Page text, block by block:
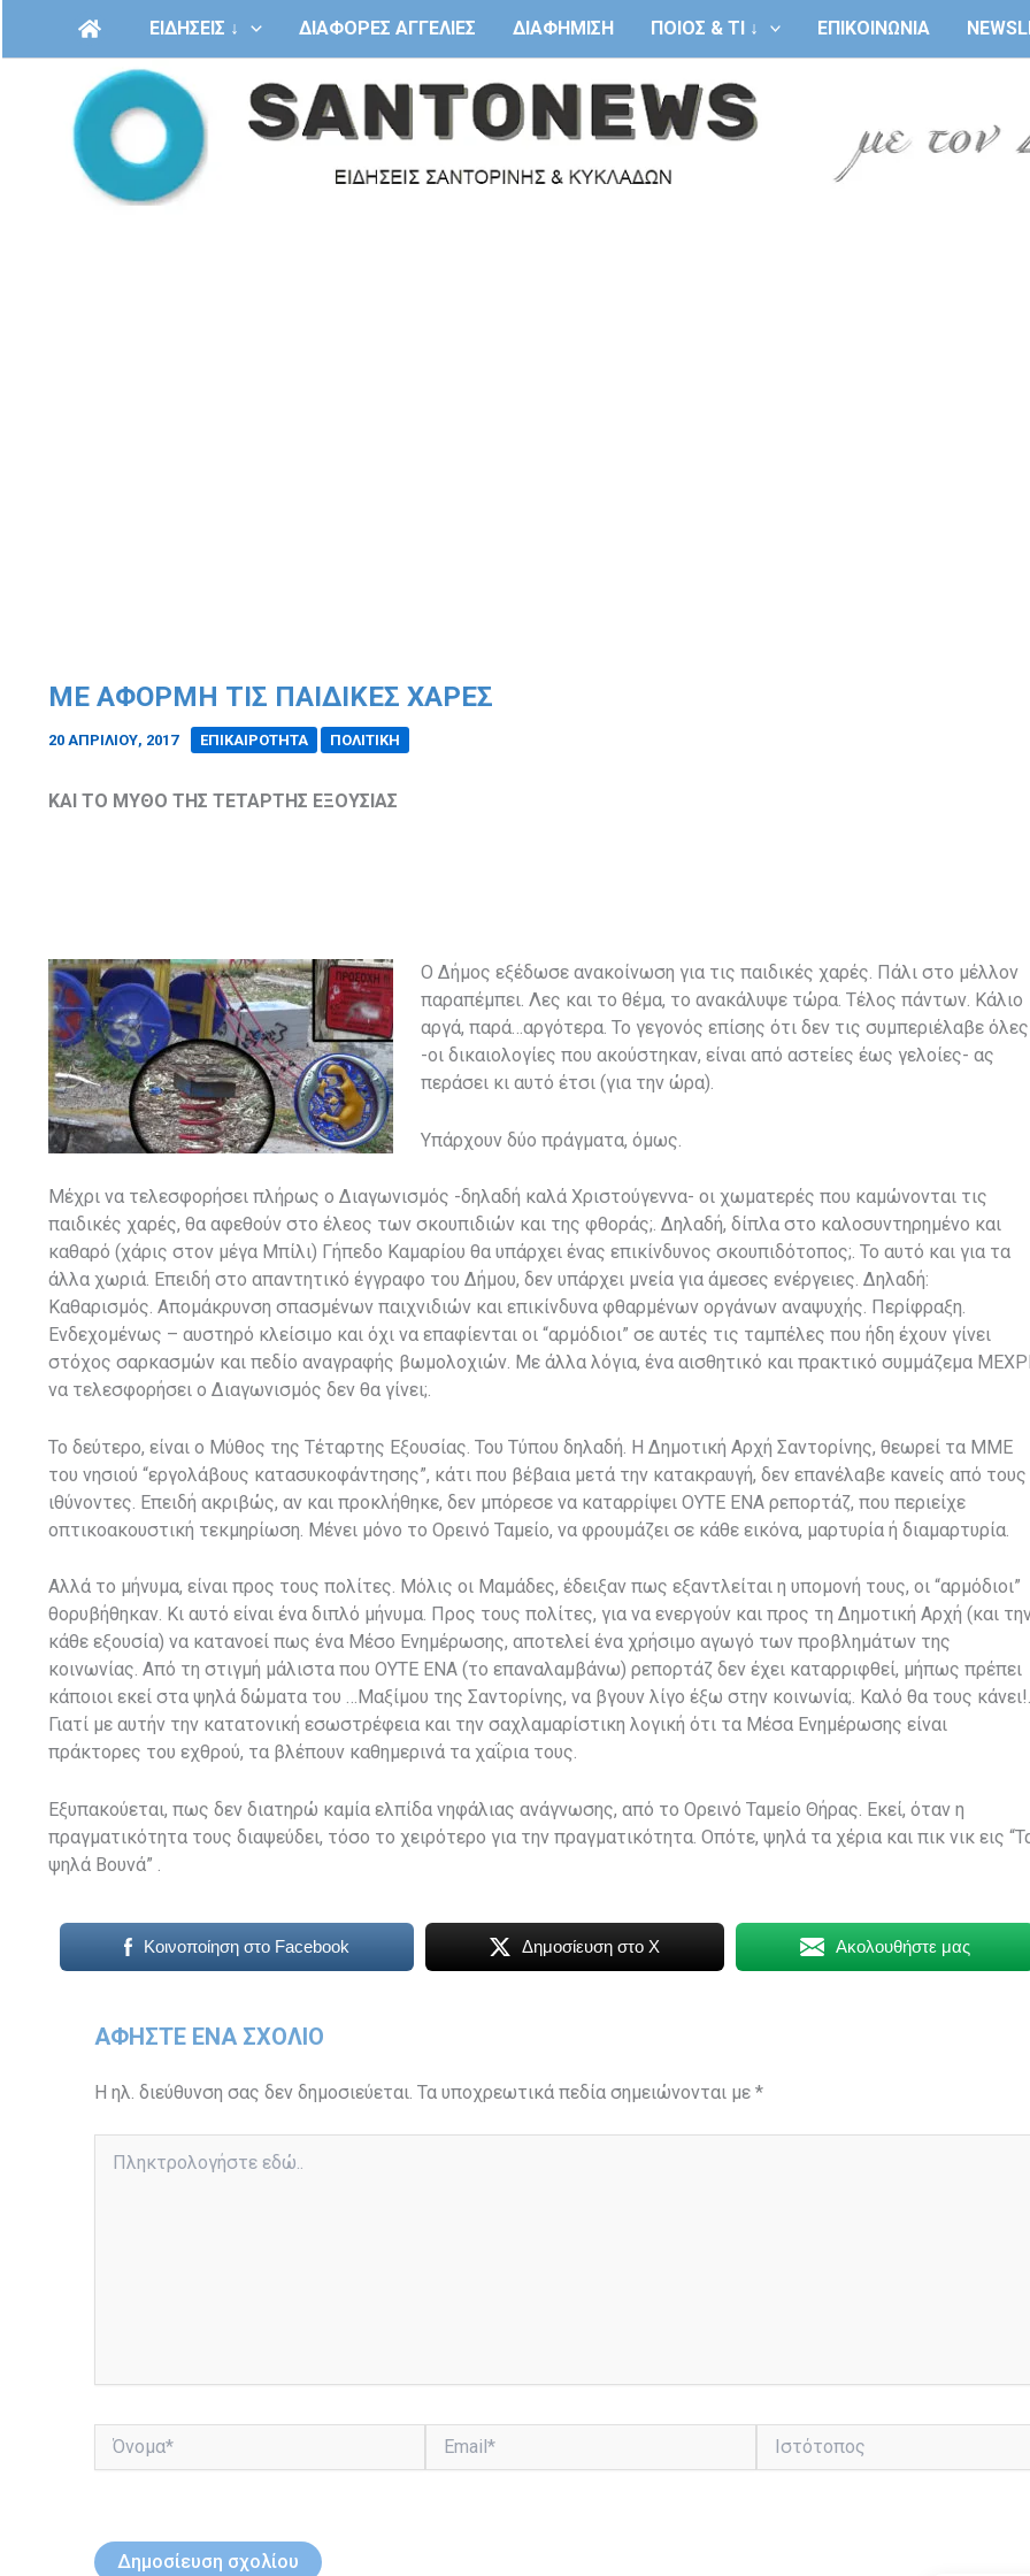
ΕΙΔΗΣΕΙΣ ↓ ΔΙΑΦΟΡΕΣ ΑΓΓΕΛΙΕΣ ΔΙΑΦΗΜΙΣΗ ΠΟΙΟΣ & ΤΙ ↓ ΕΠΙΚΟΙΝΩΝΙΑ
ΜΕ ΑΦΟΡΜΗ ΤΙΣ ΠΑΙΔΙΚΕΣ ΧΑΡΕΣ
20 ΑΠΡΙΛΊΟΥ, 2017 ΕΠΙΚΑΙΡΟΤΗΤΑ ΠΟΛΙΤΙΚΗ
ΚΑΙ ΤΟ ΜΥΘΟ ΤΗΣ ΤΕΤΑΡΤΗΣ ΕΞΟΥΣΙΑΣ
Ο Δήμος εξέδωσε ανακοίνωση για τις παιδικές χαρές. Πάλι στο μέλλον
παραπέμπει. Λες και το θέμα, το ανακάλυψε τώρα. Τέλος πάντων. Κάλιο
αργά, παρά…αργότερα. Το γεγονός επίσης ότι δεν τις συμπεριέλαβε όλες
-οι δικαιολογίες που ακούστηκαν, είναι από αστείες έως γελοίες- ας
περάσει κι αυτό έτσι (για την ώρα).
Υπάρχουν δύο πράγματα, όμως.
Μέχρι να τελεσφορήσει πλήρως ο Διαγωνισμός -δηλαδή καλά Χριστούγεννα- οι χωματερές που καμώνονται τις
παιδικές χαρές, θα αφεθούν στο έλεος των σκουπιδιών και της φθοράς;. Δηλαδή, δίπλα στο καλοσυντηρημένο και
καθαρό (χάρις στον μέγα Μπίλι) Γήπεδο Καμαρίου θα υπάρχει ένας επικίνδυνος σκουπιδότοπος;. Το αυτό και για τα
άλλα χωριά. Επειδή στο απαντητικό έγγραφο του Δήμου, δεν υπάρχει μνεία για άμεσες ενέργειες. Δηλαδή:
Καθαρισμός. Απομάκρυνση σπασμένων παιχνιδιών και επικίνδυνα φθαρμένων οργάνων αναψυχής. Περίφραξη.
Ενδεχομένως – αυστηρό κλείσιμο και όχι να επαφίενται οι “αρμόδιοι” σε αυτές τις ταμπέλες που ήδη έχουν γίνει
στόχος σαρκασμών και πεδίο αναγραφής βωμολοχιών. Με άλλα λόγια, ένα αισθητικό και πρακτικό συμμάζεμα
να τελεσφορήσει ο Διαγωνισμός δεν θα γίνει;.
Το δεύτερο, είναι ο Μύθος της Τέταρτης Εξουσίας. Του Τύπου δηλαδή. Η Δημοτική Αρχή Σαντορίνης, θεωρεί τα ΜΜΕ
του νησιού “εργολάβους κατασυκοφάντησης”, κάτι που βέβαια μετά την κατακραυγή, δεν επανέλαβε κανείς από τους
ιθύνοντες. Επειδή ακριβώς, αν και προκλήθηκε, δεν μπόρεσε να καταρρίψει ΟΥΤΕ ΕΝΑ ρεπορτάζ, που περιείχε
οπτικοακουστική τεκμηρίωση. Μένει μόνο το Ορεινό Ταμείο, να φρουμάζει σε κάθε εικόνα, μαρτυρία ή διαμαρτυρία.
Αλλά το μήνυμα, είναι προς τους πολίτες. Μόλις οι Μαμάδες, έδειξαν πως εξαντλείται η υπομονή τους, οι “αρμόδιοι”
θορυβήθηκαν. Κι αυτό είναι ένα διπλό μήνυμα. Προς τους πολίτες, για να ενεργούν και προς τη Δημοτική Αρχή (και
κάθε εξουσία) να κατανοεί πως ένα Μέσο Ενημέρωσης, αποτελεί ένα χρήσιμο αγωγό των προβλημάτων της
κοινωνίας. Από τη στιγμή μάλιστα που ΟΥΤΕ ΕΝΑ (το επαναλαμβάνω) ρεπορτάζ δεν έχει καταρριφθεί, μήπως πρέπει
κάποιοι εκεί στα ψηλά δώματα του …Μαξίμου της Σαντορίνης, να βγουν λίγο έξω στην κοινωνία;. Καλό θα τους κάνει!.
Γιατί με αυτήν την κατατονική εσωστρέφεια και την σαχλαμαρίστικη λογική ότι τα Μέσα Ενημέρωσης είναι
πράκτορες του εχθρού, τα βλέπουν καθημερινά τα χαΐρια τους.
Εξυπακούεται, πως δεν διατηρώ καμία ελπίδα νηφάλιας ανάγνωσης, από το Ορεινό Ταμείο Θήρας. Εκεί, όταν η
πραγματικότητα τους διαψεύδει, τόσο το χειρότερο για την πραγματικότητα. Οπότε, ψηλά τα χέρια και πικ νικ εις
ψηλά Βουνά” .
Κοινοποίηση στο Facebook Δημοσίευση στο X Ακολουθήστε μας
ΑΦΉΣΤΕ ΈΝΑ ΣΧΌΛΙΟ
Η ηλ. διεύθυνση σας δεν δημοσιεύεται. Τα υποχρεωτικά πεδία σημειώνονται με *
εδώ..
Όνομα* Ιστότοπος